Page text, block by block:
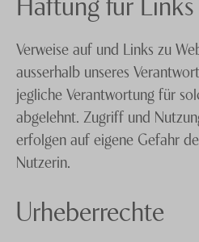
Verweise auf und Links zu
ausserhalb unseres
jegliche Verantwortung für
abgelehnt. Zugriff und
erfolgen auf eigene Gefahr
Nutzerin.
Urheberrechte